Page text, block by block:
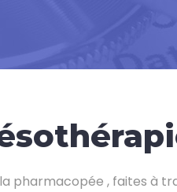
pharmacopée , faites à